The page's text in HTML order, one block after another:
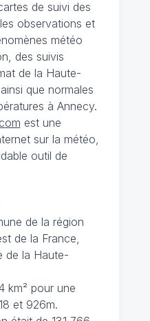
de suivi des
observations et
météo
des suivis
de la Haute-
que normales
à Annecy.
est une
sur la météo,
outil de
de la région
de la France,
de la Haute-
km² pour une
et 926m.